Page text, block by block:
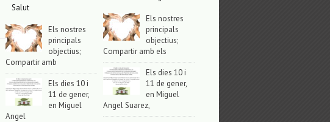
Salut
Els nostres
principals
objectius;
Compartir amb
Els dies 10 i
11 de gener,
en Miguel
Angel
Els nostres
principals
objectius;
Compartir amb els
Els dies 10 i
11 de gener,
en Miguel
Angel Suarez,